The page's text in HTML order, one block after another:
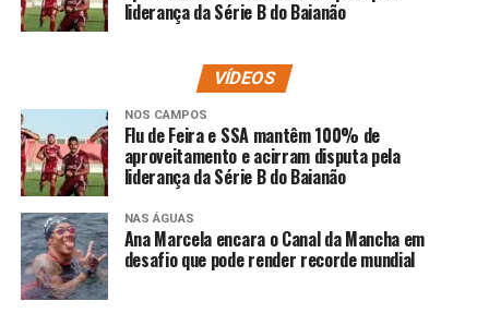
liderança da Série B do Baianão
VÍDEOS
NOS CAMPOS
Flu de Feira e SSA mantêm 100% de
aproveitamento e acirram disputa pela
liderança da Série B do Baianão
NAS ÁGUAS
Ana Marcela encara o Canal da Mancha em
desafio que pode render recorde mundial